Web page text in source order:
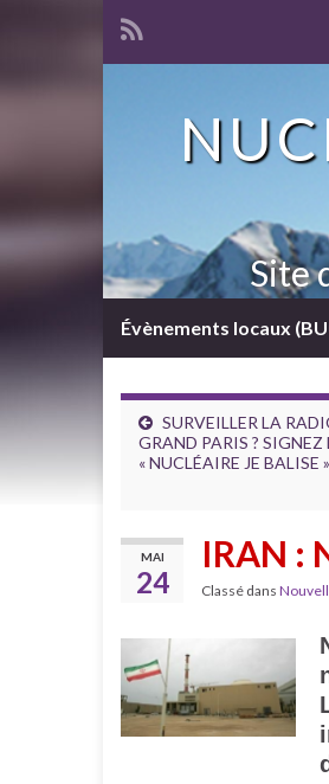
Site
Évènements locaux
SURVEILLER LA
GRAND PARIS ?
« NUCLÉAIRE JE BALISE
MAI
24
IRAN :
Classé dans